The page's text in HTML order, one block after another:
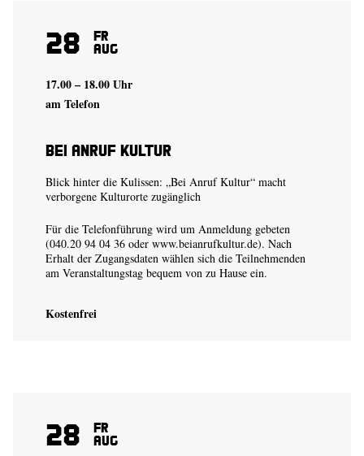
28 Fr
Aug
17.00 – 18.00 Uhr
am Telefon
Bei Anruf Kultur
Blick hinter die Kulissen: „Bei Anruf Kultur“ macht
verborgene Kulturorte zugänglich
Für die Telefonführung wird um Anmeldung gebeten
(040.20 94 04 36 oder www.beianrufkultur.de). Nach
Erhalt der Zugangsdaten wählen sich die Teilnehmenden
am Veranstaltungstag bequem von zu Hause ein.
Kostenfrei
28 Fr
Aug